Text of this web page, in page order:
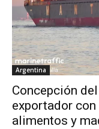
Argentina
Concepción
exportador con
alimentos y